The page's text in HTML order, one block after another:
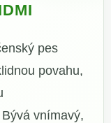
pes
povahu,
vnímavý,